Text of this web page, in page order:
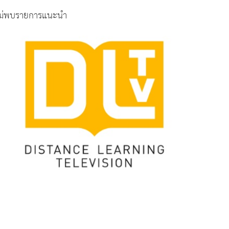
พบรายการแนะนำ